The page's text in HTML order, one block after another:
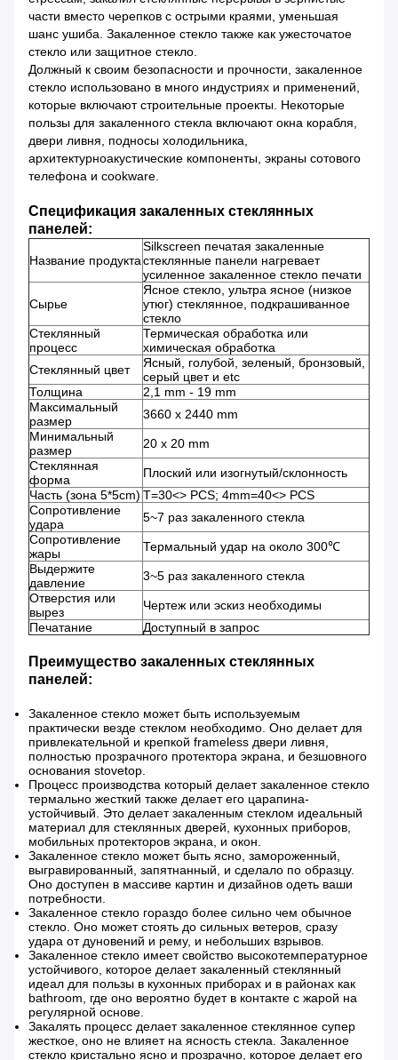
части вместо черепков с острыми краями, уменьшая
шанс ушиба. Закаленное стекло также как ужесточатое
стекло или защитное стекло.
Должный к своим безопасности и прочности, закаленное
стекло использовано в много индустриях и применений,
которые включают строительные проекты. Некоторые
пользы для закаленного стекла включают окна корабля,
двери ливня, подносы холодильника,
архитектурноакустические компоненты, экраны сотового
телефона и cookware.
Спецификация закаленных стеклянных
панелей:
Название продукта
Silkscreen печатая закаленные
стеклянные панели нагревает
усиленное закаленное стекло печати
Сырье
Ясное стекло, ультра ясное (низкое
утюг) стеклянное, подкрашиванное
стекло
Стеклянный
процесс
Термическая обработка или
химическая обработка
Стеклянный цвет
Ясный, голубой, зеленый, бронзовый,
серый цвет и etc
Толщина
2,1 mm - 19 mm
Максимальный
размер
3660 x 2440 mm
Минимальный
размер
20 x 20 mm
Стеклянная
форма
Плоский или изогнутый/склонность
Часть (зона 5*5cm) T=30<> PCS; 4mm=40<> PCS
Сопротивление
удара
5~7 раз закаленного стекла
Сопротивление
жары
Термальный удар на около 300℃
Выдержите
давление
3~5 раз закаленного стекла
Отверстия или
вырез
Чертеж или эскиз необходимы
Печатание
Доступный в запрос
Преимущество закаленных стеклянных
панелей:
Закаленное стекло может быть используемым
практически везде стеклом необходимо. Оно делает для
привлекательной и крепкой frameless двери ливня,
полностью прозрачного протектора экрана, и безшовного
основания stovetop.
Процесс производства который делает закаленное стекло
термально жесткий также делает его царапина-
устойчивый. Это делает закаленным стеклом идеальный
материал для стеклянных дверей, кухонных приборов,
мобильных протекторов экрана, и окон.
Закаленное стекло может быть ясно, замороженный,
выгравированный, запятнанный, и сделало по образцу.
Оно доступен в массиве картин и дизайнов одеть ваши
потребности.
Закаленное стекло гораздо более сильно чем обычное
стекло. Оно может стоять до сильных ветеров, сразу
удара от дуновений и рему, и небольших взрывов.
Закаленное стекло имеет свойство высокотемпературное
устойчивого, которое делает закаленный стеклянный
идеал для пользы в кухонных приборах и в районах как
bathroom, где оно вероятно будет в контакте с жарой на
регулярной основе.
Закалять процесс делает закаленное стеклянное супер
жесткое, оно не влияет на ясность стекла. Закаленное
стекло кристально ясно и прозрачно, которое делает его